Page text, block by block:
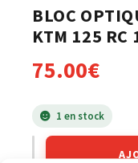
BLOC
KTM 125 RC
75.00€
1 en stock